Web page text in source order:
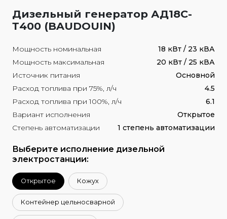
Дизельный генератор АД18С-
Т400 (BAUDOUIN)
Мощность номинальная
18 кВт / 23 кВА
Мощность максимальная
20 кВт / 25 кВА
Источник питания
Основной
Расход топлива при 75%, л/ч
4.5
Расход топлива при 100%, л/ч
6.1
Вариант исполнения
Открытое
Степень автоматизации
1 степень автоматизации
Выберите исполнение дизельной
электростанции:
Открытое Кожух
Контейнер цельносварной